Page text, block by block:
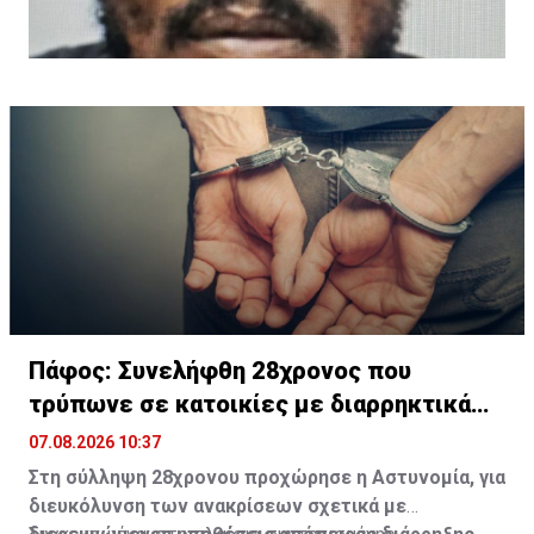
Πάφος: Συνελήφθη 28χρονος που
τρύπωνε σε κατοικίες με διαρρηκτικά
εργαλεία
07.08.2026 10:37
Στη σύλληψη 28χρονου προχώρησε η Αστυνομία, για
διευκόλυνση των ανακρίσεων σχετικά με